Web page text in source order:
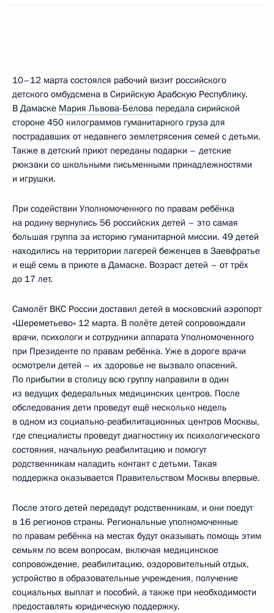
10–12 марта состоялся рабочий визит российского
детского омбудсмена в Сирийскую Арабскую Республику.
В Дамаске Мария Львова-Белова передала сирийской
стороне 450 килограммов гуманитарного груза для
пострадавших от недавнего землетрясения семей с детьми.
Также в детский приют переданы подарки – детские
рюкзаки со школьными письменными принадлежностями
и игрушки.
При содействии Уполномоченного по правам ребёнка
на родину вернулись 56 российских детей – это самая
большая группа за историю гуманитарной миссии. 49 детей
находились на территории лагерей беженцев в Заевфратье
и ещё семь в приюте в Дамаске. Возраст детей – от трёх
до 17 лет.
Самолёт ВКС России доставил детей в московский аэропорт
«Шереметьево» 12 марта. В полёте детей сопровождали
врачи, психологи и сотрудники аппарата Уполномоченного
при Президенте по правам ребёнка. Уже в дороге врачи
осмотрели детей – их здоровье не вызвало опасений.
По прибытии в столицу всю группу направили в один
из ведущих федеральных медицинских центров. После
обследования дети проведут ещё несколько недель
в одном из социально-реабилитационных центров Москвы,
где специалисты проведут диагностику их психологического
состояния, начальную реабилитацию и помогут
родственникам наладить контакт с детьми. Такая
поддержка оказывается Правительством Москвы впервые.
После этого детей передадут родственникам, и они поедут
в 16 регионов страны. Региональные уполномоченные
по правам ребёнка на местах будут оказывать помощь этим
семьям по всем вопросам, включая медицинское
сопровождение, реабилитацию, оздоровительный отдых,
устройство в образовательные учреждения, получение
социальных выплат и пособий, а также при необходимости
предоставлять юридическую поддержку.